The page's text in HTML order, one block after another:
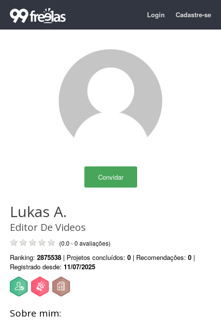
Login Cadastre-se
Convidar
Lukas A.
Editor De Videos
(0.0 - 0 avaliações)
Ranking: 2875538 | Projetos concluídos: 0 | Recomendações: 0 |
Registrado desde: 11/07/2025
Sobre mim: